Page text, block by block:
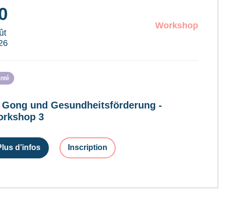
Workshop
und Gesundheitsförderung -
3
d’infos Inscription